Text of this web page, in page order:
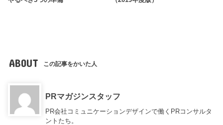
ABOUT この記事をかいた人
PRマガジンスタッフ
PR会社コミュニケーションデザインで働くPRコンサルタ
ントたち。